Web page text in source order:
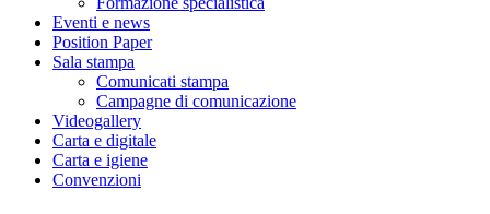
Eventi e news
Position Paper
Sala stampa
Comunicati stampa
Campagne di comunicazione
Videogallery
Carta e digitale
Carta e igiene
Convenzioni